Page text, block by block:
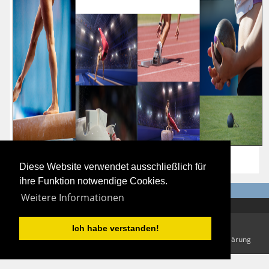
Diese Website verwendet ausschließlich für
ihre Funktion notwendige Cookies.
Weitere Informationen
Ich habe verstanden!
Copyright Jörg Allmendinger 2026
Nutzungsbedingungen|Datenschutzerklärung